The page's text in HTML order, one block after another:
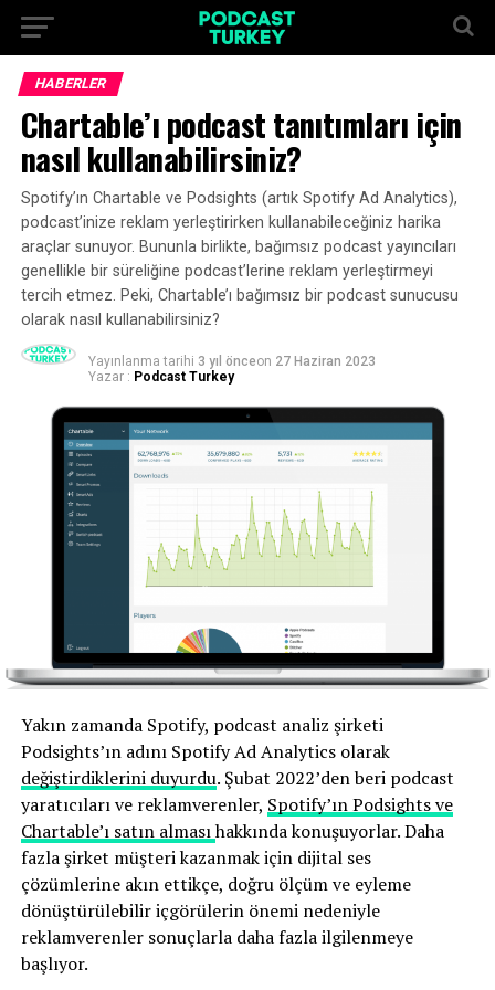
HABERLER
Chartable’ı podcast tanıtımları için
nasıl kullanabilirsiniz?
Spotify’ın Chartable ve Podsights (artık Spotify Ad Analytics),
podcast’inize reklam yerleştirirken kullanabileceğiniz harika
araçlar sunuyor. Bununla birlikte, bağımsız podcast yayıncıları
genellikle bir süreliğine podcast’lerine reklam yerleştirmeyi
tercih etmez. Peki, Chartable’ı bağımsız bir podcast sunucusu
olarak nasıl kullanabilirsiniz?
Yayınlanma tarihi 3 yıl önceon 27 Haziran 2023
Yazar : Podcast Turkey
Yakın zamanda Spotify, podcast analiz şirketi
Podsights’ın adını Spotify Ad Analytics olarak
değiştirdiklerini duyurdu. Şubat 2022’den beri podcast
yaratıcıları ve reklamverenler, Spotify’ın Podsights ve
Chartable’ı satın almasıhakkında konuşuyorlar. Daha
fazla şirket müşteri kazanmak için dijital ses
çözümlerine akın ettikçe, doğru ölçüm ve eyleme
dönüştürülebilir içgörülerin önemi nedeniyle
reklamverenler sonuçlarla daha fazla ilgilenmeye
başlıyor.